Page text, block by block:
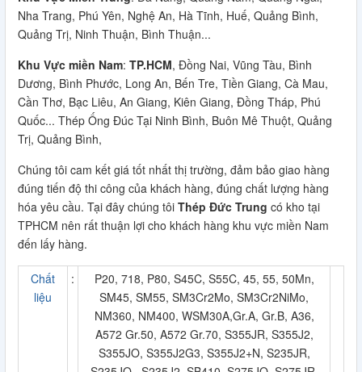
Nha Trang, Phú Yên, Nghệ An, Hà Tĩnh, Huế, Quảng Bình,
Quảng Trị, Ninh Thuận, Bình Thuận...
Khu Vực miền Nam: TP.HCM, Đồng Nai, Vũng Tàu, Bình
Dương, Bình Phước, Long An, Bến Tre, Tiền Giang, Cà Mau,
Cần Thơ, Bạc Liêu, An Giang, Kiên Giang, Đồng Tháp, Phú
Quốc... Thép Ống Đúc Tại Ninh Bình, Buôn Mê Thuột, Quảng
Trị, Quảng Bình,
Chúng tôi cam kết giá tốt nhất thị trường, đảm bảo giao hàng
đúng tiến độ thi công của khách hàng, đúng chất lượng hàng
hóa yêu cầu. Tại đây chúng tôi Thép Đức Trung có kho tại
TPHCM nên rất thuận lợi cho khách hàng khu vực miền Nam
đến lấy hàng.
Chất
liệu
:
P20, 718, P80, S45C, S55C, 45, 55, 50Mn,
SM45, SM55, SM3Cr2Mo, SM3Cr2NiMo,
NM360, NM400, WSM30A,Gr.A, Gr.B, A36,
A572 Gr.50, A572 Gr.70, S355JR, S355J2,
S355JO, S355J2G3, S355J2+N, S235JR,